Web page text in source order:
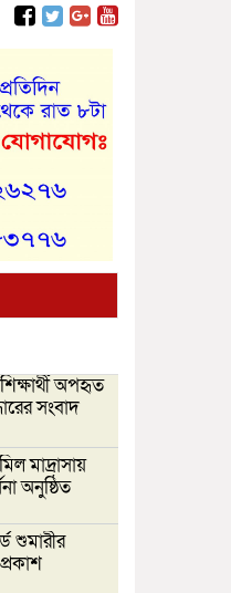
অপহৃত
সংবাদ
মাদ্রাসায়
অনুষ্ঠিত
শুমারীর